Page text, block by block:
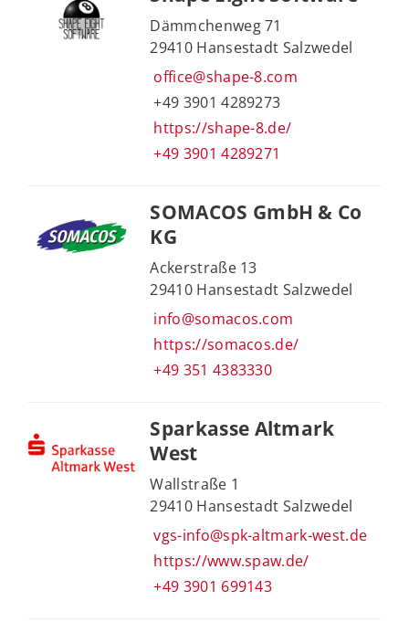
Dämmchenweg 71
29410 Hansestadt Salzwedel
office@shape-8.com
+49 3901 4289273
https://shape-8.de/
+49 3901 4289271
SOMACOS GmbH & Co
KG
Ackerstraße 13
29410 Hansestadt Salzwedel
info@somacos.com
https://somacos.de/
+49 351 4383330
Sparkasse Altmark
West
Wallstraße 1
29410 Hansestadt Salzwedel
vgs-info@spk-altmark-west.de
https://www.spaw.de/
+49 3901 699143